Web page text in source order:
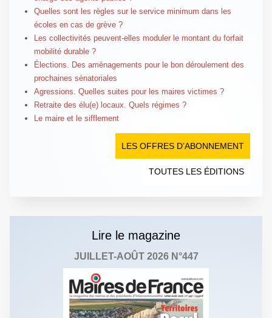
Quelles sont les règles sur le service minimum dans les
écoles en cas de grève ?
Les collectivités peuvent-elles moduler le montant du forfait
mobilité durable ?
Élections. Des aménagements pour le bon déroulement des
prochaines sénatoriales
Agressions. Quelles suites pour les maires victimes ?
Retraite des élu(e) locaux. Quels régimes ?
Le maire et le sifflement
LES OFFRES D’ABONNEMENT
TOUTES LES ÉDITIONS
Lire le magazine
JUILLET-AOÛT 2026 N°447